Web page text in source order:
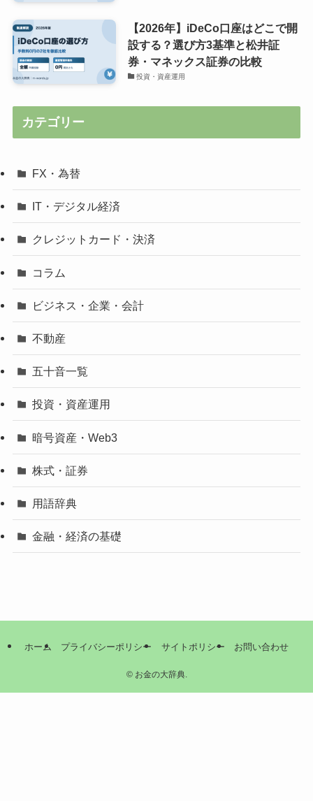
【2026年】iDeCo口座はどこで開
設する？選び方3基準と松井証
券・マネックス証券の比較
投資・資産運用
カテゴリー
FX・為替
IT・デジタル経済
クレジットカード・決済
コラム
ビジネス・企業・会計
不動産
五十音一覧
投資・資産運用
暗号資産・Web3
株式・証券
用語辞典
金融・経済の基礎
ホーム プライバシーポリシー サイトポリシー お問い合わせ
©お金の大辞典.